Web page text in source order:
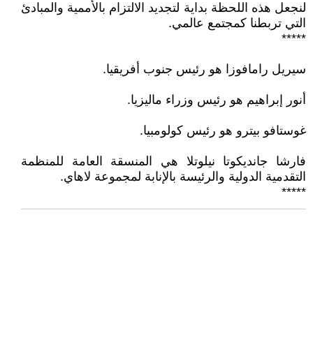
لنجعل هذه اللحظة بداية لتجديد الالتزام بالأممية والمبادئ
التي تربطنا كمجتمع عالمي.
*****
سيريل رامافوزا هو رئيس جنوب أفريقيا.
أنور إبراهيم هو رئيس وزراء ماليزيا.
غوستافو بيترو هو رئيس كولومبيا.
فارشا جانديكوتا نيلوتلا هي المنسقة العامة للمنظمة
التقدمية الدولية والرئيسة بالإنابة لمجموعة لاهاي.
*****